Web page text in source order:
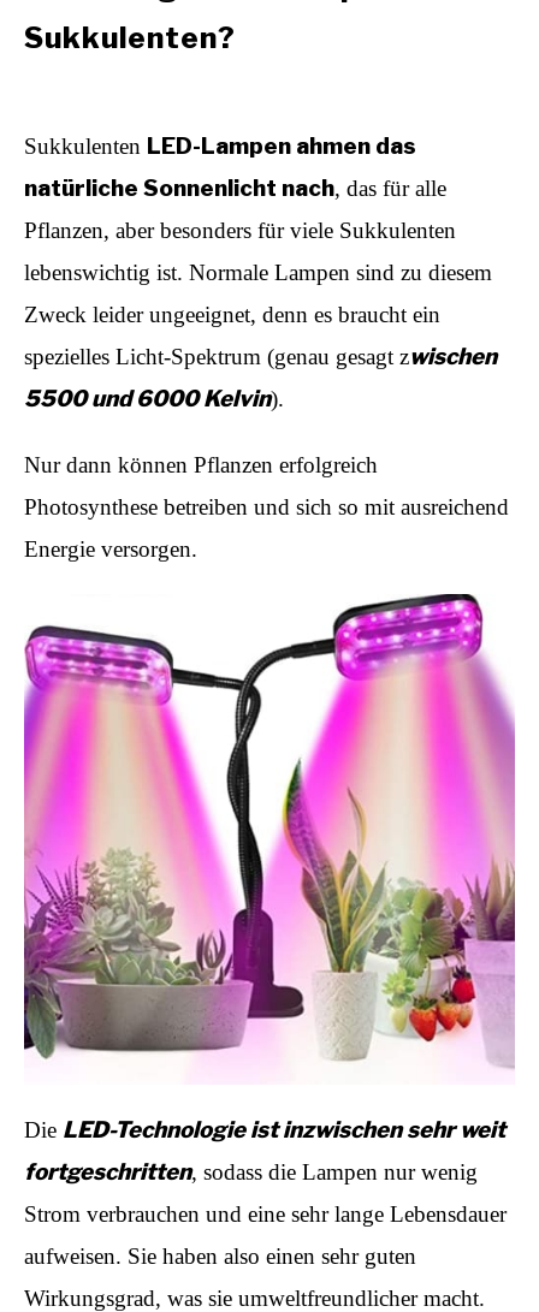
Sukkulenten?
Sukkulenten LED-Lampen ahmen das
natürliche Sonnenlicht nach, das für alle
Pflanzen, aber besonders für viele Sukkulenten
lebenswichtig ist. Normale Lampen sind zu diesem
Zweck leider ungeeignet, denn es braucht ein
spezielles Licht-Spektrum (genau gesagt zwischen
5500 und 6000 Kelvin).
Nur dann können Pflanzen erfolgreich
Photosynthese betreiben und sich so mit ausreichend
Energie versorgen.
Die LED-Technologie ist inzwischen sehr weit
fortgeschritten, sodass die Lampen nur wenig
Strom verbrauchen und eine sehr lange Lebensdauer
aufweisen. Sie haben also einen sehr guten
Wirkungsgrad, was sie umweltfreundlicher macht.